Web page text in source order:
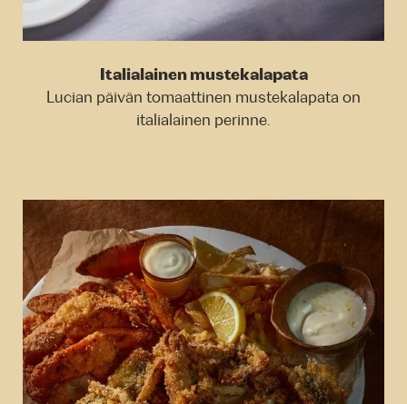
Italialainen mustekalapata
Lucian päivän tomaattinen mustekalapata on
italialainen perinne.